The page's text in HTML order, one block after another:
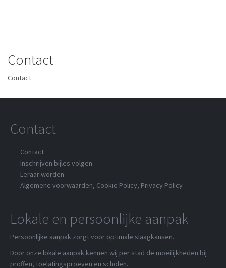
Contact
Contact
Contact
Contact
Inschrijven bijles volgen
Leraar worden
Algemene voorwaarden, Cookie Policy, Privacy Policy
Lokale en persoonlijke aanpak
Persoonlijke aanpak zorgt voor optimale slaagkansen.
Door onze lokale aanpak kennen wij per stad de moeilijkheden bij
proffen, toelatingsproeven en scholen.